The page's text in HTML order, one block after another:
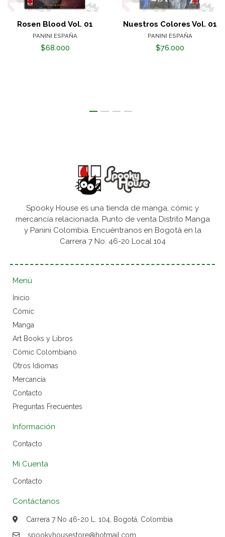
Rosen Blood Vol. 01
PANINI ESPAÑA
$68.000
Nuestros Colores Vol. 01
PANINI ESPAÑA
$76.000
Spooky House es una tienda de manga, cómic y
mercancía relacionada. Punto de venta Distrito Manga
y Panini Colombia. Encuéntranos en Bogotá en la
Carrera 7 No. 46-20 Local 104
Menú
Inicio
Cómic
Manga
Art Books y Libros
Cómic Colombiano
Otros Idiomas
Mercancía
Contacto
Preguntas Frecuentes
Información
Contacto
Mi Cuenta
Contacto
Contáctanos
Carrera 7 No 46-20 L. 104, Bogotá, Colombia
spookyhousestore@hotmail.com